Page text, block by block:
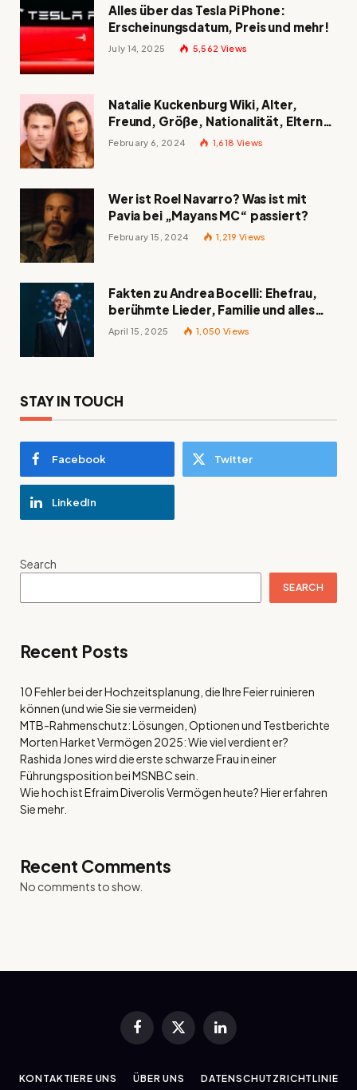
Alles über das Tesla Pi Phone:
Erscheinungsdatum, Preis und mehr!
July 14, 2025 5,562 Views
Natalie Kuckenburg Wiki, Alter,
Freund, Größe, Nationalität, Eltern
und mehr
February 6, 2024 1,618 Views
Wer ist Roel Navarro? Was ist mit
Pavia bei „Mayans MC“ passiert?
February 15, 2024 1,219 Views
Fakten zu Andrea Bocelli: Ehefrau,
berühmte Lieder, Familie und alles
Wissenswerte über den italienischen
April 15, 2025 1,050 Views
STAY IN TOUCH
Facebook Twitter
LinkedIn
Search
SEARCH
Recent Posts
10 Fehler bei der Hochzeitsplanung, die Ihre Feier ruinieren
können (und wie Sie sie vermeiden)
MTB-Rahmenschutz: Lösungen, Optionen und Testberichte
Morten Harket Vermögen 2025: Wie viel verdient er?
Rashida Jones wird die erste schwarze Frau in einer
Führungsposition bei MSNBC sein.
Wie hoch ist Efraim Diverolis Vermögen heute? Hier erfahren
Sie mehr.
Recent Comments
No comments to show.
Facebook
X
(Twitter)
LinkedIn
KONTAKTIERE UNS ÜBER UNS DATENSCHUTZRICHTLINIE